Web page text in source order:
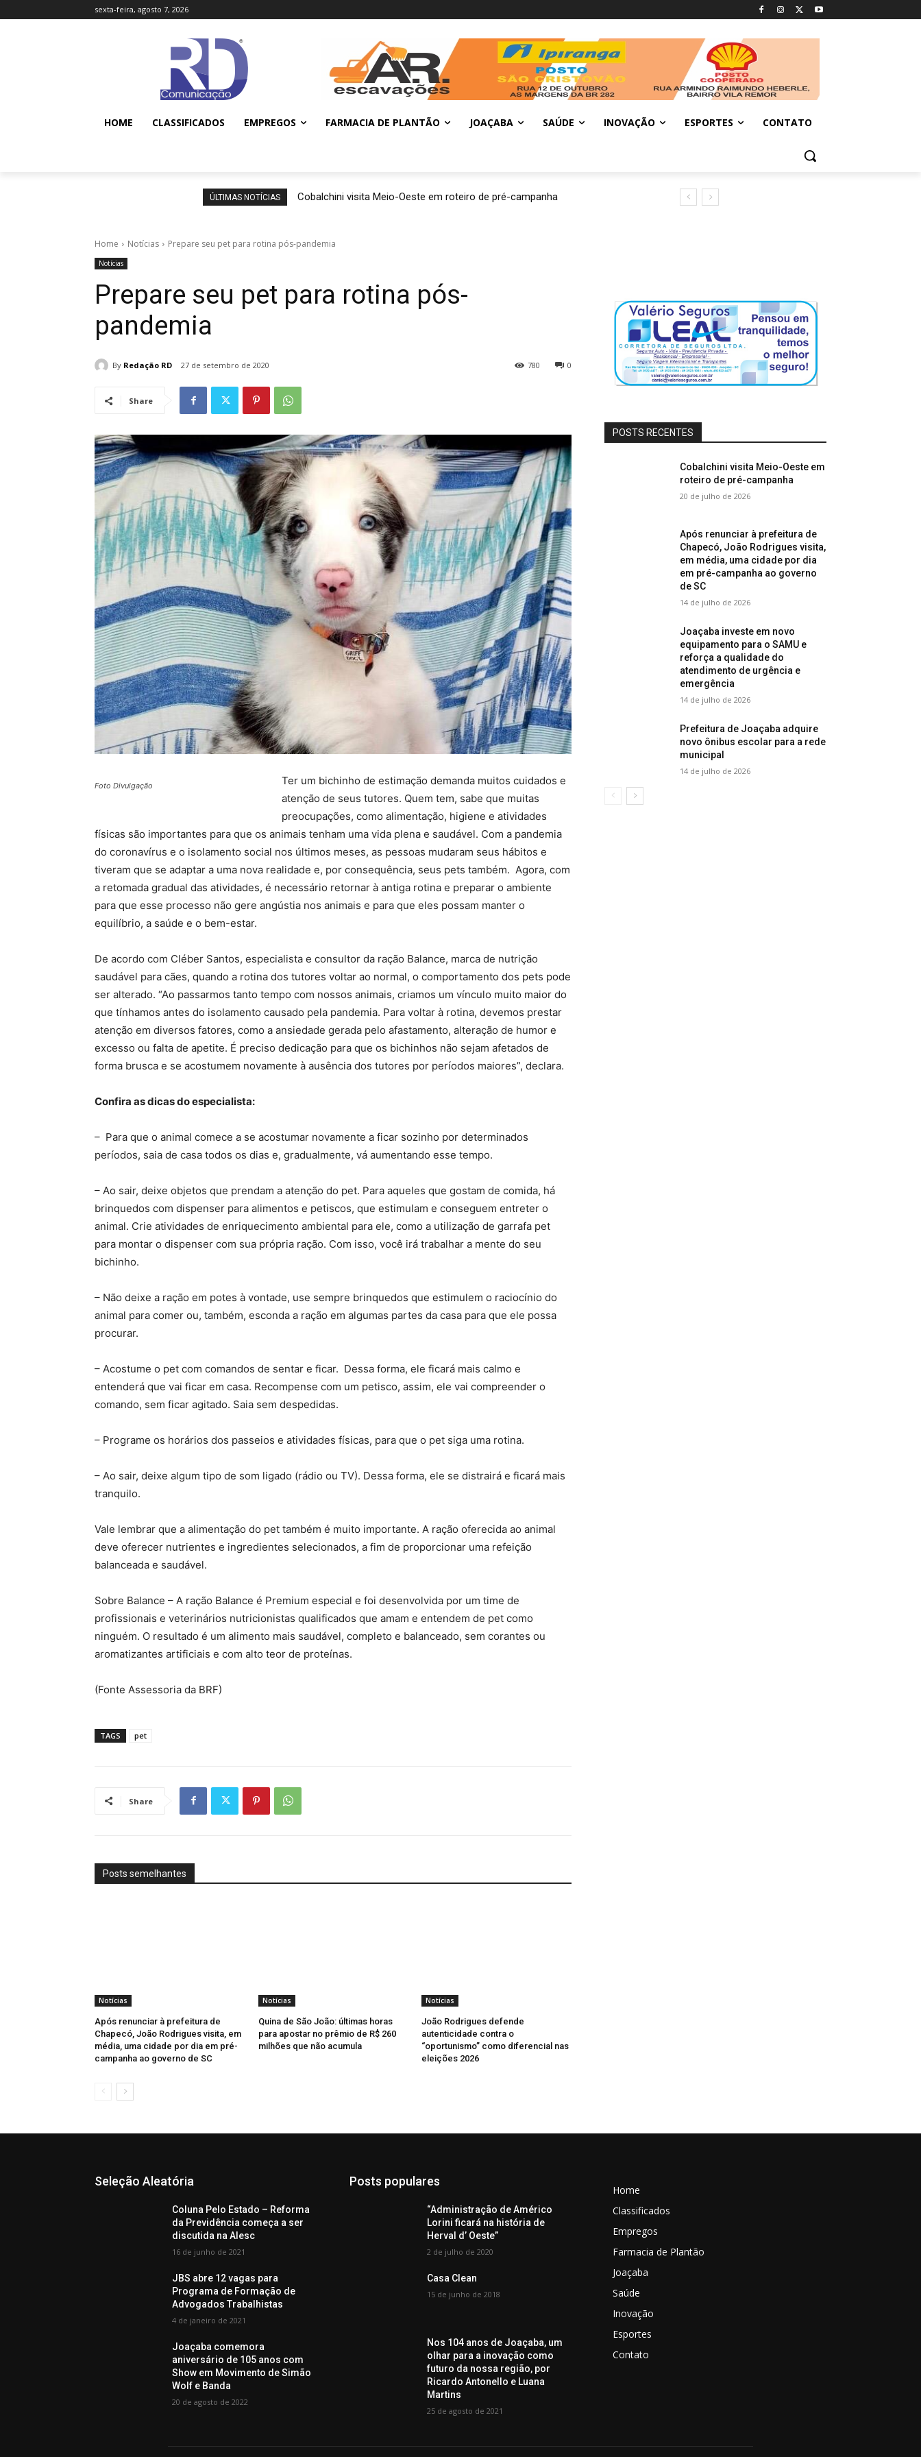
sexta-feira, agosto 7, 2026
HOME CLASSIFICADOS EMPREGOS FARMACIA DE PLANTÃO JOAÇABA SAÚDE INOVAÇÃO ESPORTES CONTATO
ÚLTIMAS NOTÍCIAS Cobalchini visita Meio-Oeste em roteiro de pré-campanha
Home Notícias Prepare seu pet para rotina pós-pandemia
Notícias
Prepare seu pet para rotina pós-
pandemia
By Redação RD 27 de setembro de 2020 0
780
Share
Foto Divulgação
Ter um bichinho de estimação demanda muitos cuidados e
atenção de seus tutores. Quem tem, sabe que muitas
preocupações, como alimentação, higiene e atividades
físicas são importantes para que os animais tenham uma vida plena e saudável. Com a pandemia
do coronavírus e o isolamento social nos últimos meses, as pessoas mudaram seus hábitos e
tiveram que se adaptar a uma nova realidade e, por consequência, seus pets também. Agora, com
a retomada gradual das atividades, é necessário retornar à antiga rotina e preparar o ambiente
para que esse processo não gere angústia nos animais e para que eles possam manter o
equilíbrio, a saúde e o bem-estar.
De acordo com Cléber Santos, especialista e consultor da ração Balance, marca de nutrição
saudável para cães, quando a rotina dos tutores voltar ao normal, o comportamento dos pets pode
ser alterado. “Ao passarmos tanto tempo com nossos animais, criamos um vínculo muito maior do
que tínhamos antes do isolamento causado pela pandemia. Para voltar à rotina, devemos prestar
atenção em diversos fatores, como a ansiedade gerada pelo afastamento, alteração de humor e
excesso ou falta de apetite. É preciso dedicação para que os bichinhos não sejam afetados de
forma brusca e se acostumem novamente à ausência dos tutores por períodos maiores”, declara.
Confira as dicas do especialista:
– Para que o animal comece a se acostumar novamente a ficar sozinho por determinados
períodos, saia de casa todos os dias e, gradualmente, vá aumentando esse tempo.
– Ao sair, deixe objetos que prendam a atenção do pet. Para aqueles que gostam de comida, há
brinquedos com dispenser para alimentos e petiscos, que estimulam e conseguem entreter o
animal. Crie atividades de enriquecimento ambiental para ele, como a utilização de garrafa pet
para montar o dispenser com sua própria ração. Com isso, você irá trabalhar a mente do seu
bichinho.
– Não deixe a ração em potes à vontade, use sempre brinquedos que estimulem o raciocínio do
animal para comer ou, também, esconda a ração em algumas partes da casa para que ele possa
procurar.
– Acostume o pet com comandos de sentar e ficar. Dessa forma, ele ficará mais calmo e
entenderá que vai ficar em casa. Recompense com um petisco, assim, ele vai compreender o
comando, sem ficar agitado. Saia sem despedidas.
– Programe os horários dos passeios e atividades físicas, para que o pet siga uma rotina.
– Ao sair, deixe algum tipo de som ligado (rádio ou TV). Dessa forma, ele se distrairá e ficará mais
tranquilo.
Vale lembrar que a alimentação do pet também é muito importante. A ração oferecida ao animal
deve oferecer nutrientes e ingredientes selecionados, a fim de proporcionar uma refeição
balanceada e saudável.
Sobre Balance – A ração Balance é Premium especial e foi desenvolvida por um time de
profissionais e veterinários nutricionistas qualificados que amam e entendem de pet como
ninguém. O resultado é um alimento mais saudável, completo e balanceado, sem corantes ou
aromatizantes artificiais e com alto teor de proteínas.
(Fonte Assessoria da BRF)
TAGS pet
Share
Posts semelhantes
Notícias
Após renunciar à prefeitura de
Chapecó, João Rodrigues visita, em
média, uma cidade por dia em pré-
campanha ao governo de SC
Notícias
Quina de São João: últimas horas
para apostar no prêmio de R$ 260
milhões que não acumula
Notícias
João Rodrigues defende
autenticidade contra o
“oportunismo” como diferencial nas
eleições 2026
POSTS RECENTES
Cobalchini visita Meio-Oeste em
roteiro de pré-campanha
20 de julho de 2026
Após renunciar à prefeitura de
Chapecó, João Rodrigues visita,
em média, uma cidade por dia
em pré-campanha ao governo
de SC
14 de julho de 2026
Joaçaba investe em novo
equipamento para o SAMU e
reforça a qualidade do
atendimento de urgência e
emergência
14 de julho de 2026
Prefeitura de Joaçaba adquire
novo ônibus escolar para a rede
municipal
14 de julho de 2026
Seleção Aleatória
Coluna Pelo Estado – Reforma
da Previdência começa a ser
discutida na Alesc
16 de junho de 2021
JBS abre 12 vagas para
Programa de Formação de
Advogados Trabalhistas
4 de janeiro de 2021
Joaçaba comemora
aniversário de 105 anos com
Show em Movimento de Simão
Wolf e Banda
20 de agosto de 2022
Posts populares
“Administração de Américo
Lorini ficará na história de
Herval d’ Oeste”
2 de julho de 2020
Casa Clean
15 de junho de 2018
Nos 104 anos de Joaçaba, um
olhar para a inovação como
futuro da nossa região, por
Ricardo Antonello e Luana
Martins
25 de agosto de 2021
Home
Classificados
Empregos
Farmacia de Plantão
Joaçaba
Saúde
Inovação
Esportes
Contato